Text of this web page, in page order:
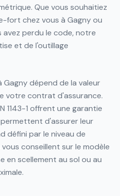
Que vous souhaitiez
fort chez vous à Gagny ou
perdu le code, notre
et de l'outillage
dépend de la valeur
votre contrat d'assurance.
1143-1 offrent une garantie
d'assurer leur
défini par le niveau de
conseillent sur le modèle
en scellement au sol ou au